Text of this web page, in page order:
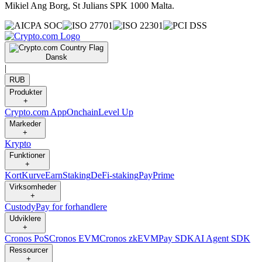
Mikiel Ang Borg, St Julians SPK 1000 Malta.
Dansk
|
RUB
Produkter
+
Crypto.com AppOnchainLevel Up
Markeder
+
Krypto
Funktioner
+
KortKurveEarnStakingDeFi-stakingPayPrime
Virksomheder
+
CustodyPay for forhandlere
Udviklere
+
Cronos PoSCronos EVMCronos zkEVMPay SDKAI Agent SDK
Ressourcer
+